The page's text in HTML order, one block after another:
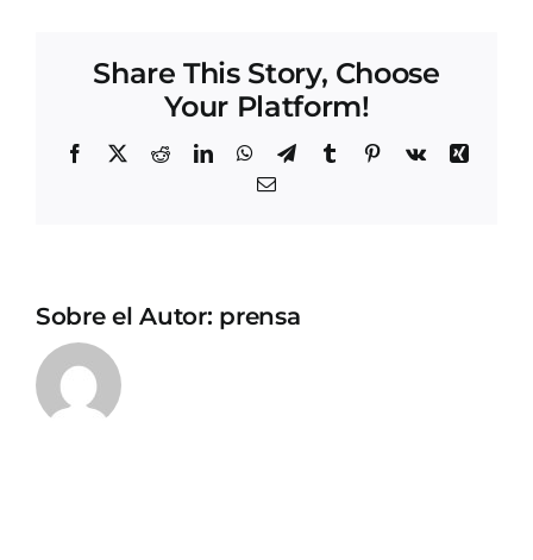
Share This Story, Choose
Your Platform!
Facebook
X RedditLinkedInWhatsApp
TelegramTumblrPinterest
Vk
Xing
Correo
Sobre el Autor: prensa